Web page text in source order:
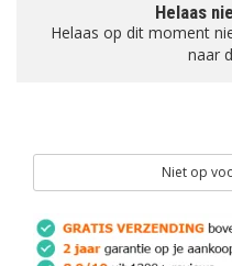
Helaas
Helaas op dit moment
naar
Niet op